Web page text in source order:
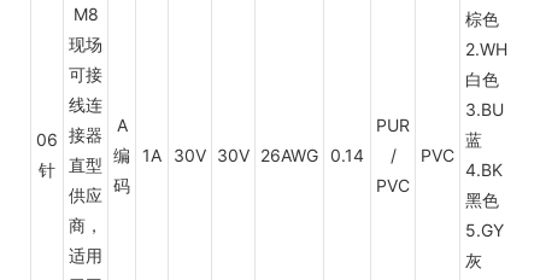
06
针
A
编
码
1A 30V 30V 26AWG 0.14
PUR
/
PVC
PVC
棕色
2.WH
白色
3.BU
蓝
4.BK
黑色
5.GY
灰